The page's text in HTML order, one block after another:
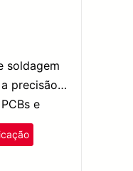
soldagem
precisão e
e